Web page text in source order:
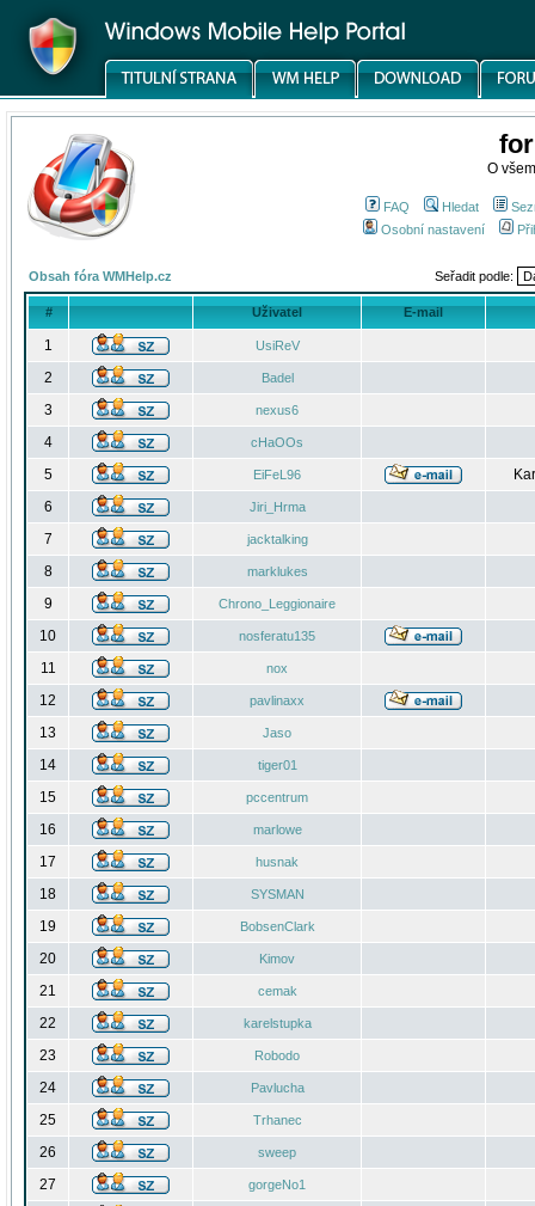
O
FAQ Hledat
Osobní nastavení
Obsah fóra WMHelp.cz Seřadit podle:
# Uživatel E-mail
1 UsiReV
2 Badel
3 nexus6
4 cHaOOs
5 EiFeL96
6
Jiri_Hrma
7 jacktalking
8 marklukes
9 Chrono_Leggionaire
10 nosferatu135
11 nox
12 pavlinaxx
13 Jaso
14 tiger01
15 pccentrum
16 marlowe
17 husnak
18 SYSMAN
19 BobsenClark
20 Kimov
21 cemak
22 karelstupka
23 Robodo
24 Pavlucha
25 Trhanec
26 sweep
27 gorgeNo1